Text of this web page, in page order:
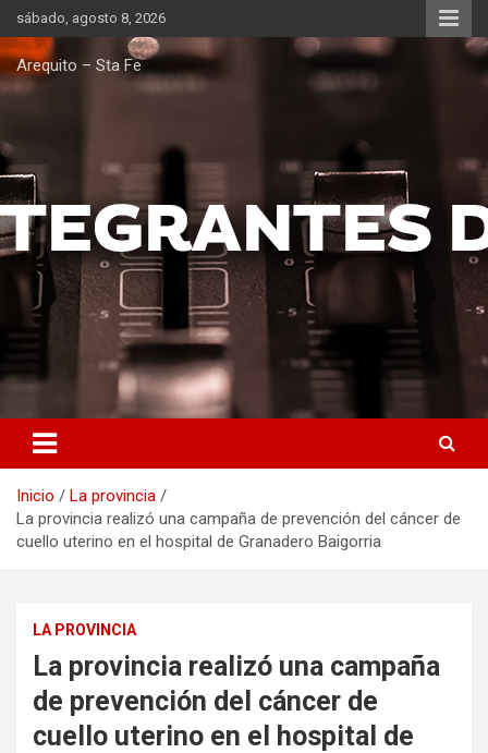
Saltar
al
contenido
sábado, agosto 8, 2026
Arequito – Sta Fe
Inicio
La provincia
La provincia realizó una campaña de prevención del cáncer de
cuello uterino en el hospital de Granadero Baigorria
LA PROVINCIA
La provincia realizó una campaña
de prevención del cáncer de
cuello uterino en el hospital de